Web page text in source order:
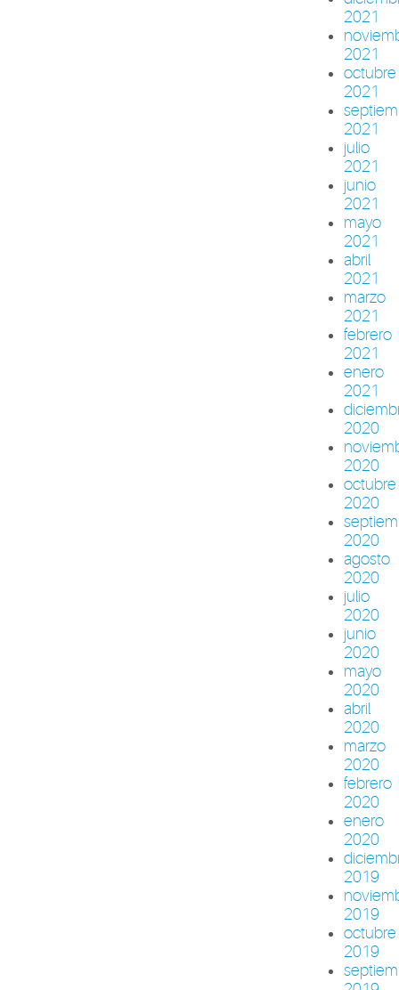
2021
2021
octubre
2021
2021
julio
2021
junio
2021
mayo
2021
abril
2021
marzo
2021
febrero
2021
enero
2021
2020
2020
octubre
2020
2020
agosto
2020
julio
2020
junio
2020
mayo
2020
abril
2020
marzo
2020
febrero
2020
enero
2020
2019
2019
octubre
2019